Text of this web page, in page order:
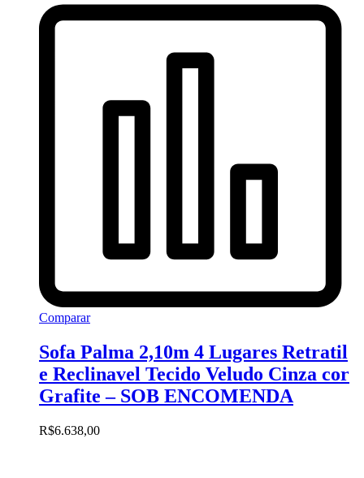
Comparar
Sofa Palma 2,10m 4 Lugares Retratil
e Reclinavel Tecido Veludo Cinza cor
Grafite – SOB ENCOMENDA
R$6.638,00